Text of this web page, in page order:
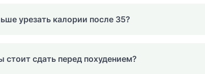
урезать калории после 35?
стоит сдать перед похудением?